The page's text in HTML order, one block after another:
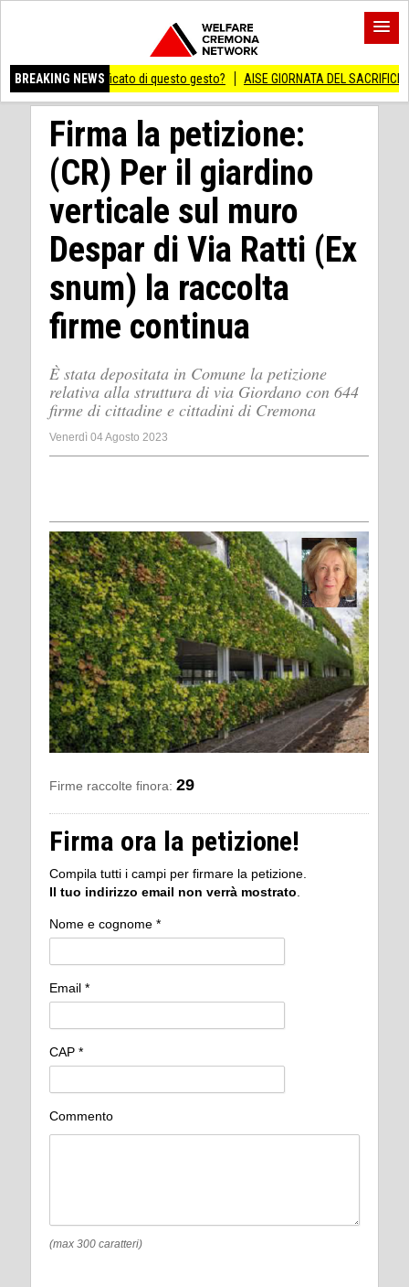
BREAKING NEWS
di questo gesto? AISE GIORNATA DEL SACRIFICIO DEL LAVORO
Firma la petizione:
(CR) Per il giardino
verticale sul muro
Despar di Via Ratti (Ex
snum) la raccolta
firme continua
È stata depositata in Comune la petizione
relativa alla struttura di via Giordano con 644
firme di cittadine e cittadini di Cremona
Venerdì 04 Agosto 2023
Firme raccolte finora: 29
Firma ora la petizione!
Compila tutti i campi per firmare la petizione.
Il tuo indirizzo email non verrà mostrato.
Nome e cognome *
Email *
CAP *
Commento
(max 300 caratteri)